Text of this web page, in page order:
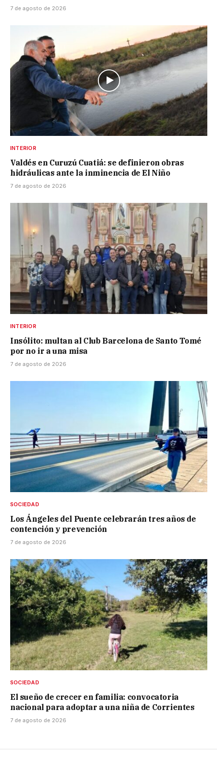
7 de agosto de 2026
INTERIOR
Valdés en Curuzú Cuatiá: se definieron obras
hidráulicas ante la inminencia de El Niño
7 de agosto de 2026
INTERIOR
Insólito: multan al Club Barcelona de Santo Tomé
por no ir a una misa
7 de agosto de 2026
SOCIEDAD
Los Ángeles del Puente celebrarán tres años de
contención y prevención
7 de agosto de 2026
SOCIEDAD
El sueño de crecer en familia: convocatoria
nacional para adoptar a una niña de Corrientes
7 de agosto de 2026